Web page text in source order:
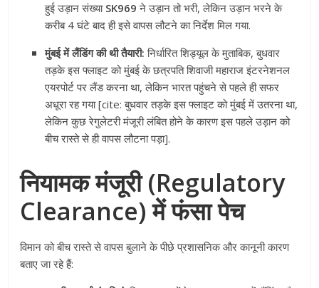
हुई उड़ान संख्या SK969 ने उड़ान तो भरी, लेकिन उड़ान भरने के
करीब 4 घंटे बाद ही इसे वापस लौटने का निर्देश मिल गया.
मुंबई में लैंडिंग की थी तैयारी: निर्धारित शिड्यूल के मुताबिक, बुधवार
तड़के इस फ्लाइट को मुंबई के छत्रपति शिवाजी महाराज इंटरनेशनल
एयरपोर्ट पर लैंड करना था, लेकिन भारत पहुंचने से पहले ही सफर
अधूरा रह गया [cite: बुधवार तड़के इस फ्लाइट को मुंबई में उतरना था,
लेकिन कुछ रेगुलेटरी मंजूरी लंबित होने के कारण इस पहले उड़ान को
बीच रास्ते से ही वापस लौटना पड़ा].
नियामक मंजूरी (Regulatory
Clearance) में फंसा पेच
विमान को बीच रास्ते से वापस बुलाने के पीछे प्रशासनिक और कानूनी कारण
बताए जा रहे हैं: